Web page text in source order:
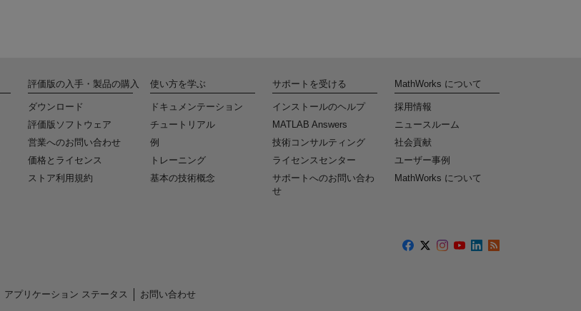
評価版の入手・製品の購入
ダウンロード
評価版ソフトウェア
営業へのお問い合わせ
価格とライセンス
ストア利用規約
使い方を学ぶ
ドキュメンテーション
チュートリアル
例
トレーニング
基本の技術概念
サポートを受ける
インストールのヘルプ
MATLAB Answers
技術コンサルティング
ライセンスセンター
サポートへのお問い合わ
せ
MathWorks について
採用情報
ニュースルーム
社会貢献
ユーザー事例
MathWorks について
アプリケーション ステータス
お問い合わせ